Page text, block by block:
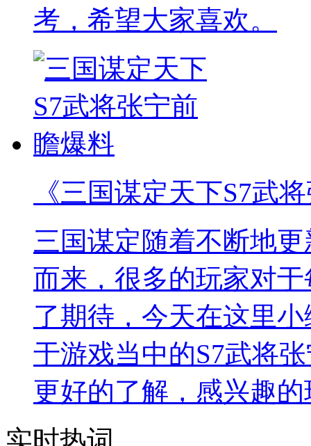
考，希望大家喜欢。
《三国谋定天下S7武
三国谋定随着不断地
而来，很多的玩家对
了期待，今天在这里
于游戏当中的S7武将
更好的了解，感兴趣